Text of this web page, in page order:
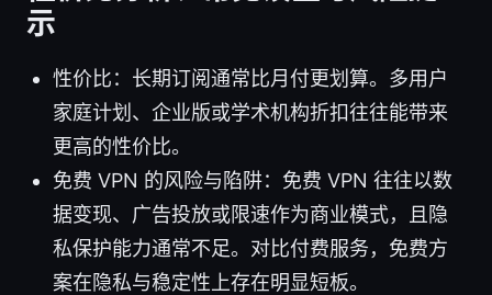
示
性价比：长期订阅通常比月付更划算。多用户
家庭计划、企业版或学术机构折扣往往能带来
更高的性价比。
免费 VPN 的风险与陷阱：免费 VPN 往往以数
据变现、广告投放或限速作为商业模式，且隐
私保护能力通常不足。对比付费服务，免费方
案在隐私与稳定性上存在明显短板。